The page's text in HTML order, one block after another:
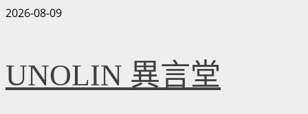
Skip
2026-08-09
UNOLIN 異言堂